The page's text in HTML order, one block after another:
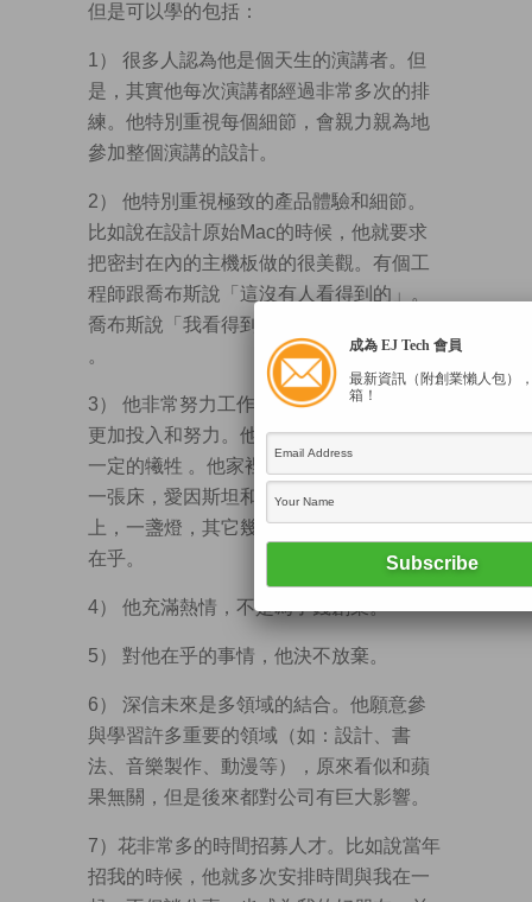
但是可以學的包括：
1） 很多人認為他是個天生的演講者。但
是，其實他每次演講都經過非常多次的排
練。他特別重視每個細節，會親力親為地
參加整個演講的設計。
2） 他特別重視極致的產品體驗和細節。
比如說在設計原始Mac的時候，他就要求
把密封在內的主機板做的很美觀。有個工
程師跟喬布斯說「這沒有人看得到的」。
喬布斯說「我看得到」，並要求做到完美
。
3） 他非常努力工作。沒有誰比他工作得
更加投入和努力。他的個人生活也做出了
一定的犧牲 。他家裡基本沒有傢具，只有
一張床，愛因斯坦和甘地的照片掛在牆
上，一盞燈，其它幾乎一無所有，他也不
在乎。
4） 他充滿熱情，不是為了錢創業。
5） 對他在乎的事情，他決不放棄。
6） 深信未來是多領域的結合。他願意參
與學習許多重要的領域（如：設計、書
法、音樂製作、動漫等），原來看似和蘋
果無關，但是後來都對公司有巨大影響。
7）花非常多的時間招募人才。比如說當年
招我的時候，他就多次安排時間與我在一
成為 EJ Tech 會員
最新資訊（附創業懶人包）
箱！